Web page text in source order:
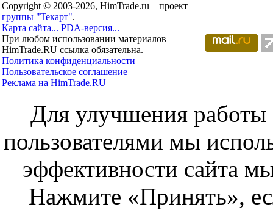
Copyright © 2003-2026, HimTrade.ru – проект
группы "Текарт".
Карта сайта... PDA-версия...
При любом использовании материалов
HimTrade.RU ссылка обязательна.
Политика конфиденциальности
Пользовательское соглашение
Реклама на HimTrade.RU
Для улучшения работы
пользователями мы
эффективности сайта
Нажмите «Принять»,